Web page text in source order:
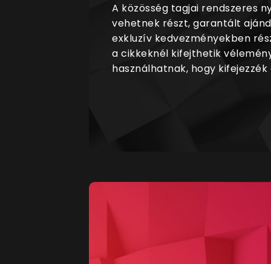
A közösség tagjai rendszeres
vehetnek részt, garantált
exkluzív kedvezményekben
a cikkeknél kifejthetik
használhatnak, hogy